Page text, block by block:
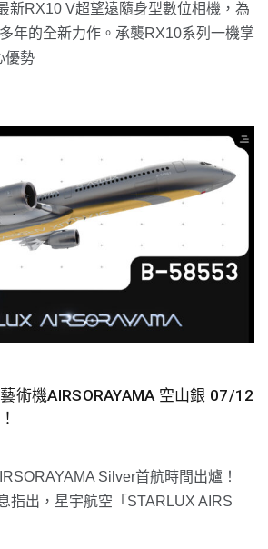
新RX10 V超望遠隨身型數位相機，為
年的全新力作。承襲RX10系列一機掌
優勢
術機AIRSORAYAMA 空山銀 07/12
Silver首航時間出爐！
指出，星宇航空「STARLUX AIRS